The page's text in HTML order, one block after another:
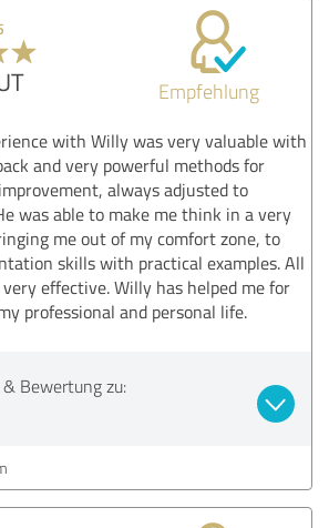
Empfehlung
with Willy was very valuable with
and very powerful methods for
always adjusted to
was able to make me think in a very
me out of my comfort zone, to
skills with practical examples. All
effective. Willy has helped me for
professional and personal life.
Bewertung zu: